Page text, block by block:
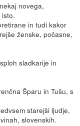
novega,
in tudi kakor
ženske, počasne,
sladkarije in
Šparu in Tušu, s
starejši ljudje,
slovenskih.